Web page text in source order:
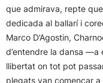
que admirava, repte
dedicada al ballarí i
Marco D’Agostin,
d’entendre la dansa —a
llibertat on tot pot
plegats van començar